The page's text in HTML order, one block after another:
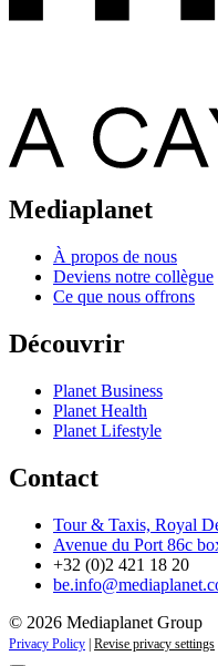
Mediaplanet
À propos de nous
Deviens notre collègue
Ce que nous offrons
Découvrir
Planet Business
Planet Health
Planet Lifestyle
Contact
Tour & Taxis, Royal
Avenue du Port 86c
+32 (0)2 421 18 20
© 2026 Mediaplanet Group
Privacy Policy | Revise privacy settings